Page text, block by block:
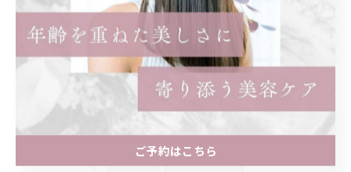
無添加 エイジング 補修
メンズパーマ スパイラル ゆるめ
パリジェンヌとは
ご予約はこちら